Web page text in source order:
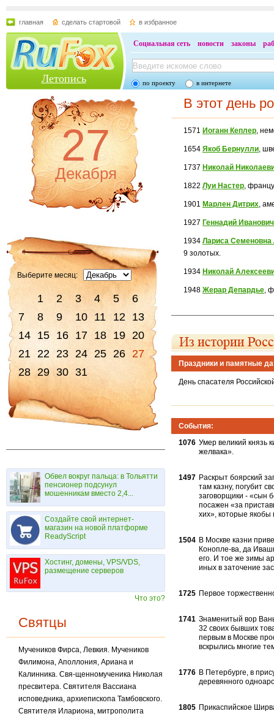
главная сделать стартовой в избранное
Летопись
Социальная сеть новости законы
по проекту в интернете
27
Декабря
Выберите месяц:
1 2 3 4 5
6
7
8 9 10 11 12 13
14 15 16 17 18 19 20
21 22 23 24 25 26 27
28 29 30 31
Обвел вокруг пальца: в Тольятти
пенсионер подсунул
мошенникам вместо 2,4...
Создайте свой интернет-
магазин на новой платформе
ReadyScript
Хостинг, домены, VPS/VDS,
размещение серверов
Что это?
Святцы
Мучеников Фирса, Левкия. Мучеников
Филимона, Аполлония, Ариана и
Калинника. Свя-щенномученика Николая
пресвитера. Святителя Вассиана
исповедника, архиепископа Там­бовского.
Святителя Илариона, митрополита
В этот день
1571 Иоганн Кеплер,
1654Якоб Бернулли,
1737 Николай
1822Луи Настер,
1901 Марлен Дитрих,
1927 Геннадий
1934Лариса Семеновна
9 золотых.
1934 Николай
1948Жерар Депардье,
Праздники и памятные
День спасателя
События:
1076 Умер великий князь
желва­ка».
1497 Раскрыт боярский
там казну, погубит
заговорщики - «сын
посажен «за
хих», которые якобы
1504 В Москве казни
Конопле-ва, да
его. И тое же зимы
иных в заточение
1725 Первое
1741 Знаменитый вор
32 своих бывших
первым в Москве
вскрылись многие
1776 В Петербурге, в
деревянного
1805 Прикаспийское